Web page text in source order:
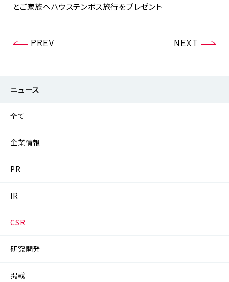
とご家族へハウステンボス旅行をプレゼント
PREV NEXT
ニュース
全て
企業情報
PR
IR
CSR
研究開発
掲載